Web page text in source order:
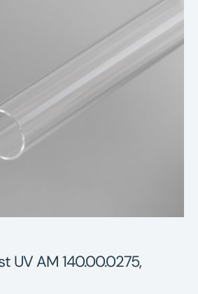
Underhållstips
Kontakt
UV AM 140.00.0275,